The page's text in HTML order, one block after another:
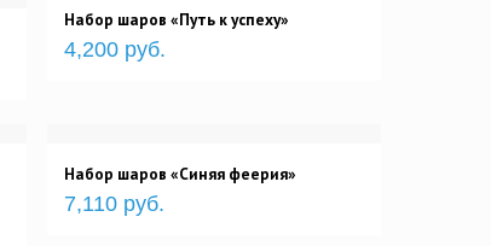
Набор шаров «Путь к успеху»
4,200 руб.
Набор шаров «Синяя феерия»
7,110 руб.